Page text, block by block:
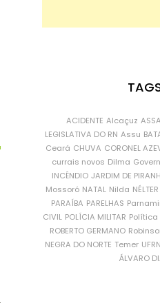
ACIDENTE Alcaçuz
LEGISLATIVA DO RN Assu
Ceará CHUVA CORONEL
currais novos Dilma
INCÊNDIO JARDIM DE
Mossoró NATAL Nilda
PARAÍBA PARELHAS
CIVIL POLÍCIA MILITAR Política
ROBERTO GERMANO
NEGRA DO NORTE Temer UFRN
ÁLVARO